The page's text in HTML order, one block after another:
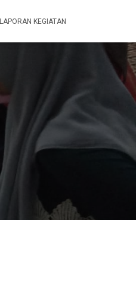
LAPORAN KEGIATAN